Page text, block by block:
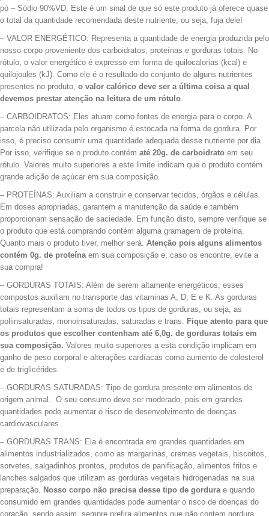
pó – Sódio 90%VD. Este é um sinal de que só este produto já oferece quase
o total da quantidade recomendada deste nutriente, ou seja, fuja dele!
– VALOR ENERGÉTICO: Representa a quantidade de energia produzida pelo
nosso corpo proveniente dos carboidratos, proteínas e gorduras totais. No
rótulo, o valor energético é expresso em forma de quilocalorias (kcal) e
quilojoules (kJ). Como ele é o resultado do conjunto de alguns nutrientes
presentes no produto, o valor calórico deve ser a última coisa a qual
devemos prestar atenção na leitura de um rótulo.
– CARBOIDRATOS: Eles atuam como fontes de energia para o corpo. A
parcela não utilizada pelo organismo é estocada na forma de gordura. Por
isso, é preciso consumir uma quantidade adequada desse nutriente por dia.
Por isso, verifique se o produto contém até 20g. de carboidrato em seu
rótulo. Valores muito superiores a este limite indicam que o produto contém
grande adição de açúcar em sua composição.
– PROTEÍNAS: Auxiliam a construir e conservar tecidos, órgãos e células.
Em doses apropriadas, garantem a manutenção da saúde e também
proporcionam sensação de saciedade. Em função disto, sempre verifique se
o produto que está comprando contém alguma gramagem de proteína.
Quanto mais o produto tiver, melhor será. Atenção pois alguns alimentos
contém 0g. de proteínaem sua composição e, caso os encontre, evite a
sua compra!
– GORDURAS TOTAIS: Além de serem altamente energéticos, esses
compostos auxiliam no transporte das vitaminas A, D, E e K. As gorduras
totais representam a soma de todos os tipos de gorduras, ou seja, as
poliinsaturadas, monoinsaturadas, saturadas e trans. Fique atento para que
os produtos que escolher contenham até 6,0g. de gorduras totais em
sua composição. Valores muito superiores a esta condição implicam em
ganho de peso corporal e alterações cardíacas como aumento de colesterol
e de triglicérides.
– GORDURAS SATURADAS: Tipo de gordura presente em alimentos de
origem animal. O seu consumo deve ser moderado, pois em grandes
quantidades pode aumentar o risco de desenvolvimento de doenças
cardiovasculares.
– GORDURAS TRANS: Ela é encontrada em grandes quantidades em
alimentos industrializados, como as margarinas, cremes vegetais, biscoitos,
sorvetes, salgadinhos prontos, produtos de panificação, alimentos fritos e
lanches salgados que utilizam as gorduras vegetais hidrogenadas na sua
preparação. Nosso corpo não precisa desse tipo de gordurae quando
consumido em grandes quantidades pode aumentar o risco de doenças do
coração, sendo assim, sempre prefira alimentos que não contem gordura